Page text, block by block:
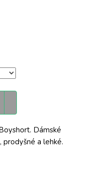
Dámské
a lehké.